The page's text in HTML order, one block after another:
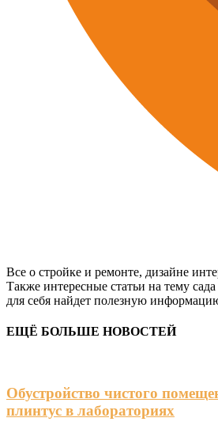
Все о стройке и ремонте, дизайне
Также интересные статьи на тему
для себя найдет полезную
ЕЩЁ БОЛЬШЕ НОВОСТЕЙ
Обустройство чистого
плинтус в лабораториях